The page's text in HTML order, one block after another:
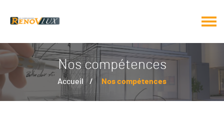
Nos compétences
Accueil Nos compétences